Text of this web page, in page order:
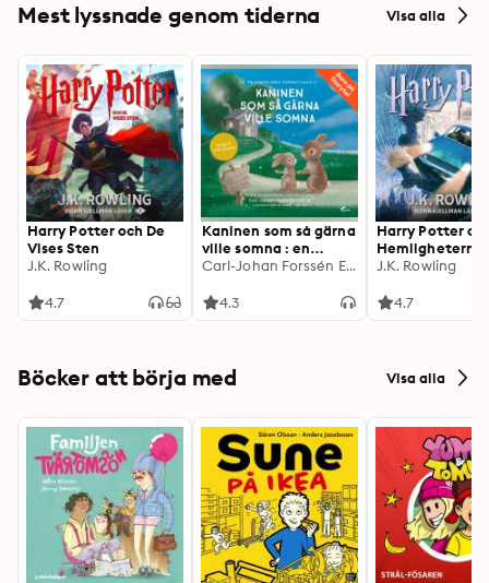
Mest lyssnade genom tiderna Visa alla
Harry Potter och De
Vises Sten
J.K. Rowling
4.7
Kaninen som så gärna
ville somna : en
annorlunda
Carl-Johan Forssén Ehrlin
4.3
Harry Potter
kammare
J.K. Rowling
4.7
Böcker att börja med Visa alla